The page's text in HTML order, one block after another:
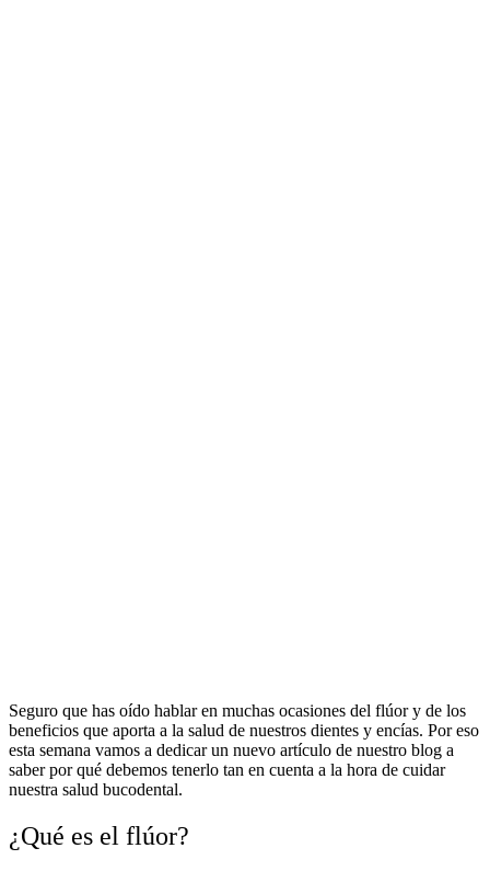
Seguro que has oído hablar en muchas ocasiones del flúor y de los
beneficios que aporta a la salud de nuestros dientes y encías. Por eso
esta semana vamos a dedicar un nuevo artículo de nuestro blog a
saber por qué debemos tenerlo tan en cuenta a la hora de cuidar
nuestra salud bucodental.
¿Qué es el flúor?